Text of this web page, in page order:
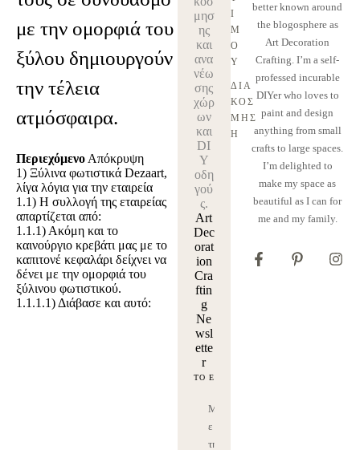
με την ομορφιά του
ξύλου δημιουργούν
την τέλεια
ατμόσφαιρα.
Περιεχόμενο Απόκρυψη
1) Ξύλινα φωτιστικά Dezaart,
λίγα λόγια για την εταιρεία
1.1) Η συλλογή της εταιρείας
απαρτίζεται από:
1.1.1) Ακόμη και το
καινούργιο κρεβάτι μας με το
καπιτονέ κεφαλάρι δείχνει να
δένει με την ομορφιά του
ξύλινου φωτιστικού.
1.1.1.1) Διάβασε και αυτό:
μησ
ης
και
ανα
νέω
σης
χώρ
ων
και
DI
Y
οδη
γού
ς.
Art
Dec
orat
ion
Cra
ftin
g
Ne
wsl
ette
r
Μ
ε
τη
Ι
Μ
Ο
Υ
ΔΙΑ
ΚΌΣ
ΜΗΣ
Η
better known around
the blogosphere as
Art Decoration
Crafting. I’m a self-
professed incurable
DIYer who loves to
paint and design
anything from small
crafts to large spaces.
I’m delighted to
make my space as
beautiful as I can for
me and my family.